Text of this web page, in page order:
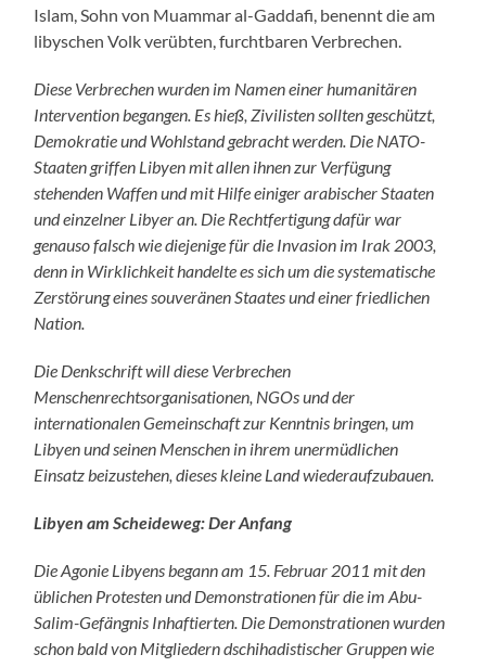
Islam, Sohn von Muammar al-Gaddafi, benennt die am
libyschen Volk verübten, furchtbaren Verbrechen.
Diese Verbrechen wurden im Namen einer humanitären
Intervention begangen. Es hieß, Zivilisten sollten geschützt,
Demokratie und Wohlstand gebracht werden. Die NATO-
Staaten griffen Libyen mit allen ihnen zur Verfügung
stehenden Waffen und mit Hilfe einiger arabischer Staaten
und einzelner Libyer an. Die Rechtfertigung dafür war
genauso falsch wie diejenige für die Invasion im Irak 2003,
denn in Wirklichkeit handelte es sich um die systematische
Zerstörung eines souveränen Staates und einer friedlichen
Nation.
Die Denkschrift will diese Verbrechen
Menschenrechtsorganisationen, NGOs und der
internationalen Gemeinschaft zur Kenntnis bringen, um
Libyen und seinen Menschen in ihrem unermüdlichen
Einsatz beizustehen, dieses kleine Land wiederaufzubauen.
Libyen am Scheideweg: Der Anfang
Die Agonie Libyens begann am 15. Februar 2011 mit den
üblichen Protesten und Demonstrationen für die im Abu-
Salim-Gefängnis Inhaftierten. Die Demonstrationen wurden
schon bald von Mitgliedern dschihadistischer Gruppen wie